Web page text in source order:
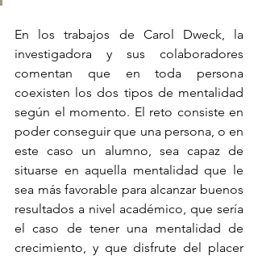
En los trabajos de Carol Dweck, la
investigadora y sus colaboradores
comentan que en toda persona
coexisten los dos tipos de mentalidad
según el momento. El reto consiste en
poder conseguir que una persona, o en
este caso un alumno, sea capaz de
situarse en aquella mentalidad que le
sea más favorable para alcanzar buenos
resultados a nivel académico, que sería
el caso de tener una mentalidad de
crecimiento, y que disfrute del placer